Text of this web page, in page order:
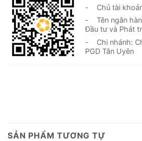
- Chủ tài
- Tên ngân
Đầu tư và Phát
- Chi nhánh:
PGD Tân Uyên
SẢN PHẨM TƯƠNG TỰ